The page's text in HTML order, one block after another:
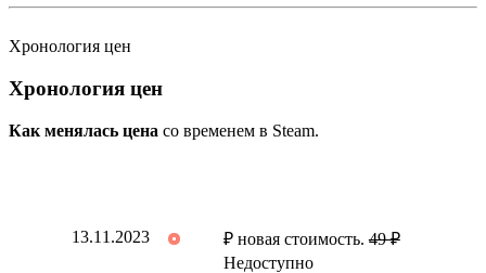
Хронология цен
Хронология цен
Как менялась цена со временем в Steam.
13.11.2023 ₽ новая стоимость.49 ₽
Недоступно